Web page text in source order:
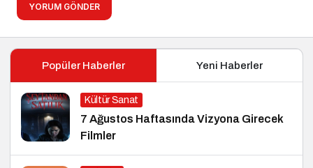
YORUM GÖNDER
Popüler Haberler Yeni Haberler
Kültür Sanat
7 Ağustos Haftasında Vizyona Girecek
Filmler